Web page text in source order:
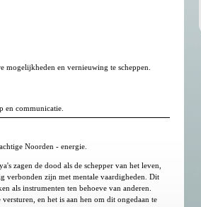
mogelijkheden en vernieuwing te scheppen.
en communicatie.
Noorden - energie.
zagen de dood als de schepper van het leven,
verbonden zijn met mentale vaardigheden. Dit
als instrumenten ten behoeve van anderen.
en het is aan hen om dit ongedaan te